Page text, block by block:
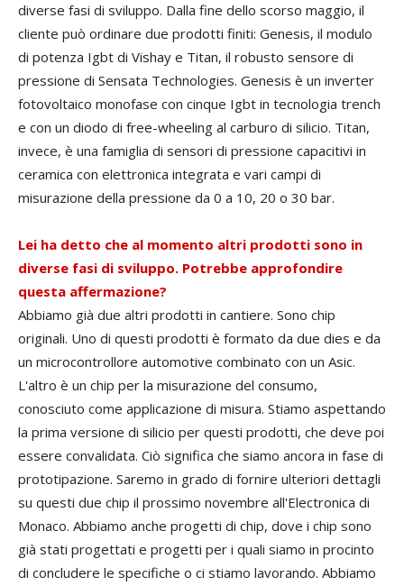
diverse fasi di sviluppo. Dalla fine dello scorso maggio, il
cliente può ordinare due prodotti finiti: Genesis, il modulo
di potenza Igbt di Vishay e Titan, il robusto sensore di
pressione di Sensata Technologies. Genesis è un inverter
fotovoltaico monofase con cinque Igbt in tecnologia trench
e con un diodo di free-wheeling al carburo di silicio. Titan,
invece, è una famiglia di sensori di pressione capacitivi in
ceramica con elettronica integrata e vari campi di
misurazione della pressione da 0 a 10, 20 o 30 bar.
Lei ha detto che al momento altri prodotti sono in
diverse fasi di sviluppo. Potrebbe approfondire
questa affermazione?
Abbiamo già due altri prodotti in cantiere. Sono chip
originali. Uno di questi prodotti è formato da due dies e da
un microcontrollore automotive combinato con un Asic.
L'altro è un chip per la misurazione del consumo,
conosciuto come applicazione di misura. Stiamo aspettando
la prima versione di silicio per questi prodotti, che deve poi
essere convalidata. Ciò significa che siamo ancora in fase di
prototipazione. Saremo in grado di fornire ulteriori dettagli
su questi due chip il prossimo novembre all'Electronica di
Monaco. Abbiamo anche progetti di chip, dove i chip sono
già stati progettati e progetti per i quali siamo in procinto
di concludere le specifiche o ci stiamo lavorando. Abbiamo